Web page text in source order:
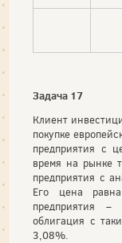
Задача 17
Клиент
покупке
предприятия с
время на рынке
предприятия с
Его цена
предприятия –
облигация с
3,08%.